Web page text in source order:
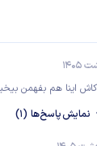
اینا هم بفهمن
نمایشپاسخ‌ها (1)